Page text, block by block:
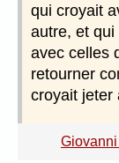
qui croyait
autre, et
avec celles
retourner
croyait jeter